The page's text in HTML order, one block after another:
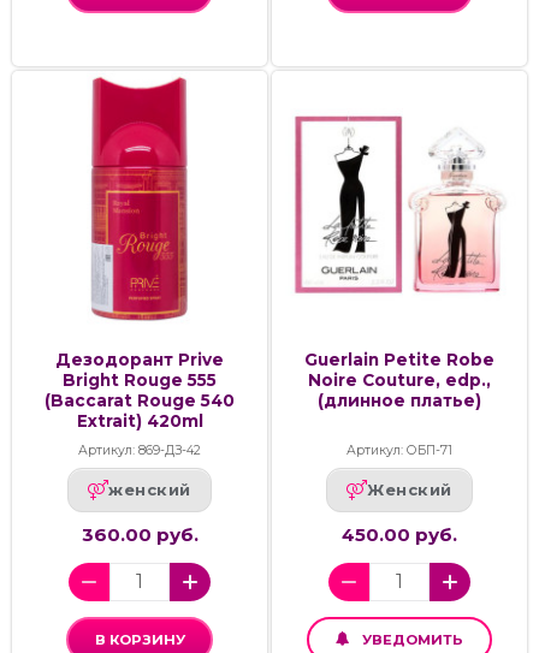
Дезодорант Prive
Bright Rouge 555
(Baccarat Rouge 540
Extrait) 420ml
Артикул: 869-ДЗ-42
женский
360.00 руб.
В КОРЗИНУ
Guerlain Petite Robe
Noire Couture, edp.,
(длинное платье)
Артикул: ОБП-71
Женский
450.00 руб.
УВЕДОМИТЬ